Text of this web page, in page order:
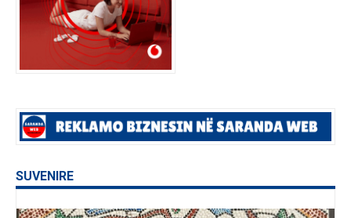
SUVENIRE